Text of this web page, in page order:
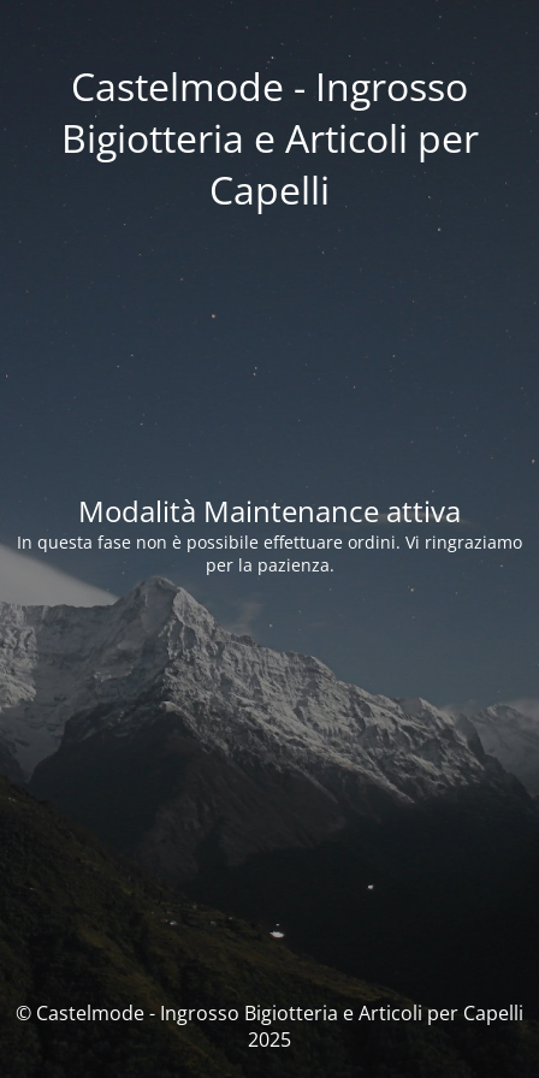
Castelmode - Ingrosso
Bigiotteria e Articoli per
Capelli
Modalità Maintenance attiva
In questa fase non è possibile effettuare ordini. Vi ringraziamo
per la pazienza.
© Castelmode - Ingrosso Bigiotteria e Articoli per Capelli
2025